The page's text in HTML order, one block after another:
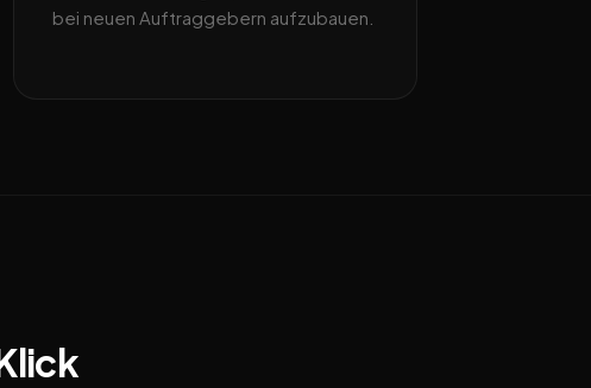
bei neuen Auftraggebern aufzubauen.